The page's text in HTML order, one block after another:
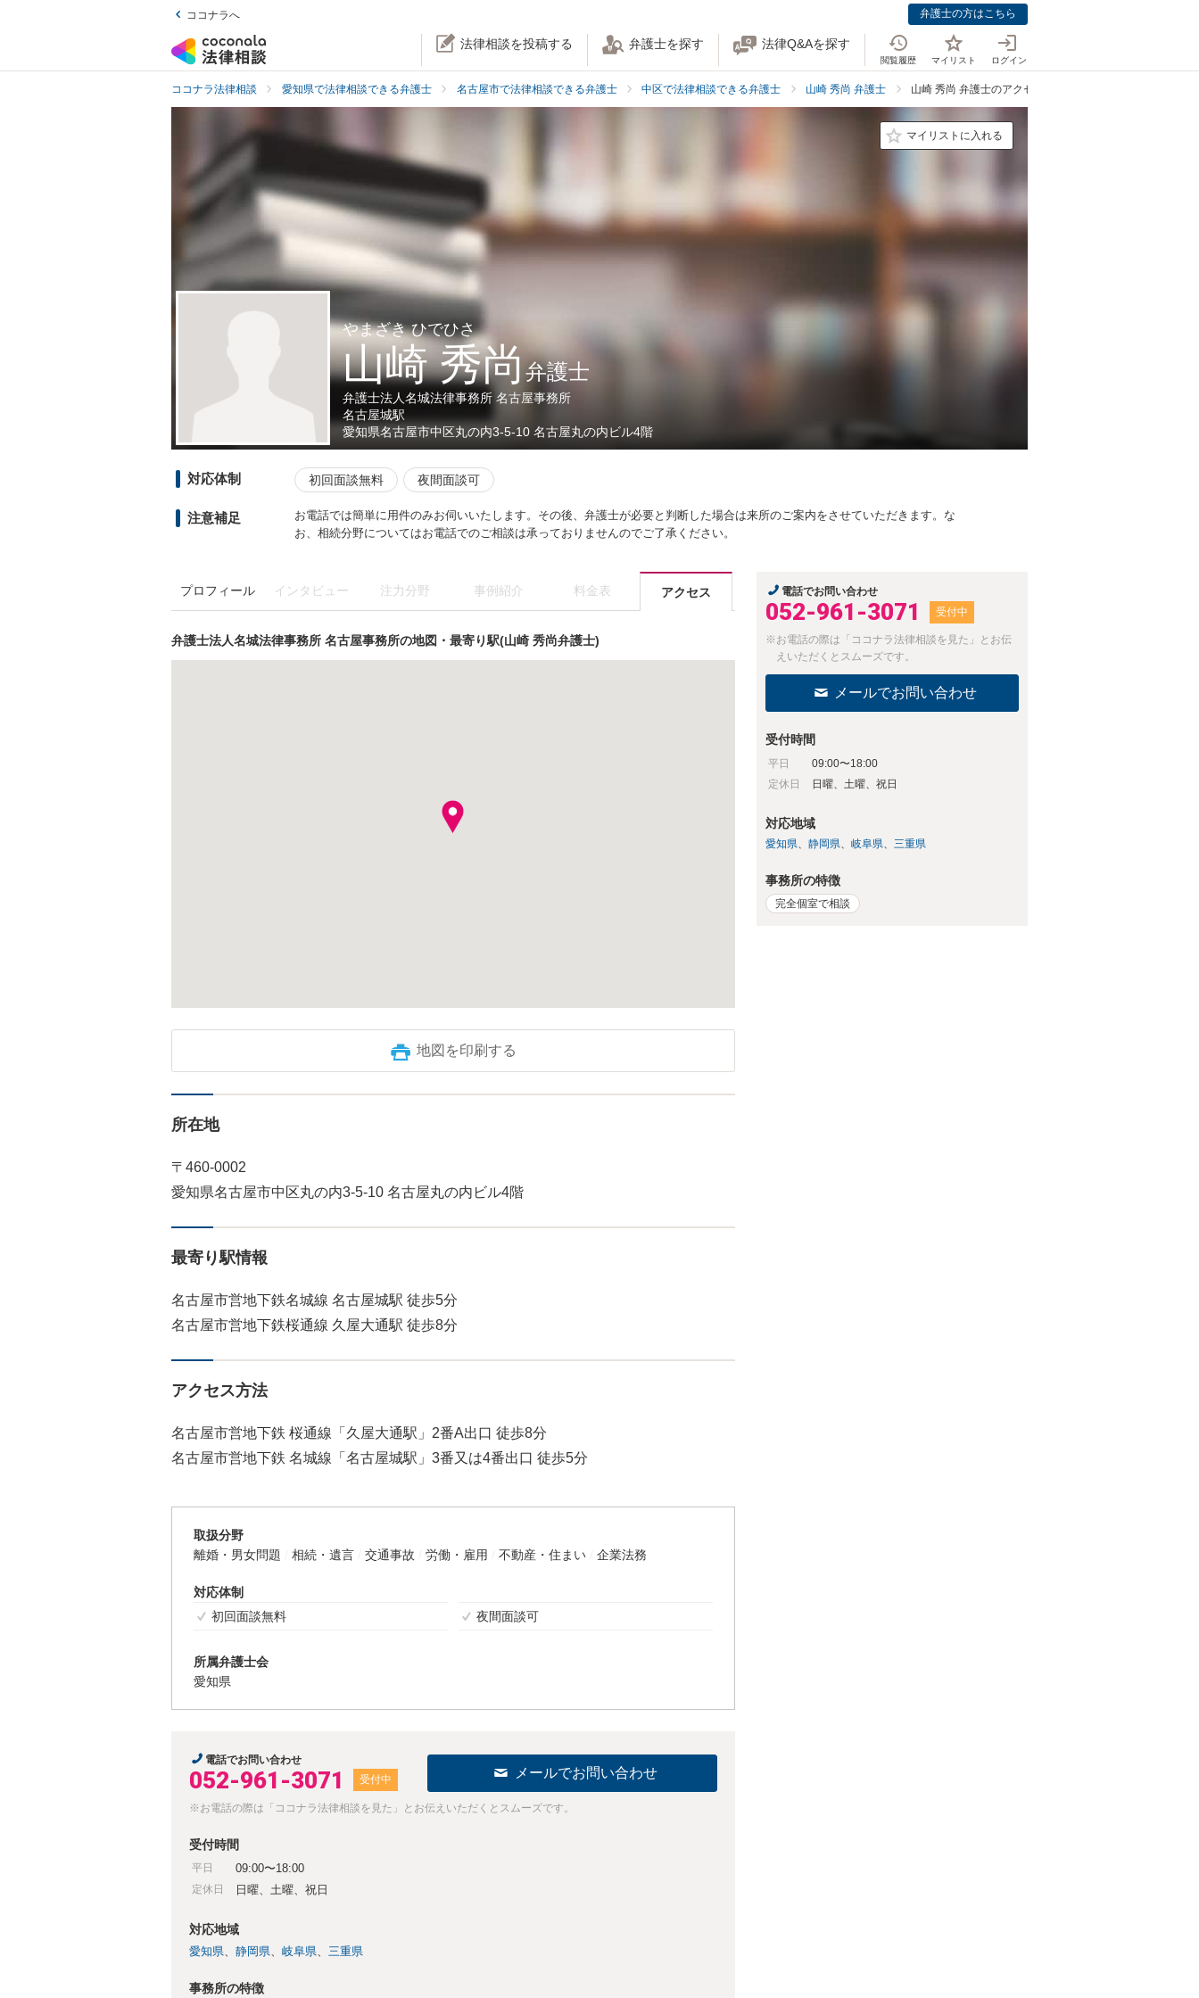
ココナラへ 弁護士の方はこちら
法律相談を投稿する 弁護士を探す 法律Q&Aを探す
閲覧履歴 マイリスト ログイン
ココナラ法律相談 愛知県で法律相談できる弁護士 名古屋市で法律相談できる弁護士 中区で法律相談できる弁護士 山崎 秀尚 弁護士 山崎 秀尚 弁護士のアクセス
マイリストに入れる
やまざき ひでひさ
山崎 秀尚弁護士
弁護士法人名城法律事務所 名古屋事務所
名古屋城駅
愛知県名古屋市中区丸の内3-5-10 名古屋丸の内ビル4階
対応体制 初回面談無料 夜間面談可
注意補足
お電話では簡単に用件のみお伺いいたします。その後、弁護士が必要と判断した場合は来所のご案内をさせていただきます。な
お、相続分野についてはお電話でのご相談は承っておりませんのでご了承ください。
プロフィール インタビュー 注力分野 事例紹介 料金表 アクセス
弁護士法人名城法律事務所 名古屋事務所の地図・最寄り駅(山崎 秀尚弁護士)
地図を印刷する
所在地
〒460-0002
愛知県名古屋市中区丸の内3-5-10 名古屋丸の内ビル4階
最寄り駅情報
名古屋市営地下鉄名城線 名古屋城駅 徒歩5分
名古屋市営地下鉄桜通線 久屋大通駅 徒歩8分
アクセス方法
名古屋市営地下鉄 桜通線「久屋大通駅」2番A出口 徒歩8分
名古屋市営地下鉄 名城線「名古屋城駅」3番又は4番出口 徒歩5分
取扱分野
離婚・男女問題
相続・遺言 交通事故 労働・雇用 不動産・住まい 企業法務
対応体制
初回面談無料
夜間面談可
所属弁護士会
愛知県
電話でお問い合わせ
052-961-3071 受付中 メールでお問い合わせ
※お電話の際は「ココナラ法律相談を見た」とお伝えいただくとスムーズです。
受付時間
平日 09:00〜18:00
定休日 日曜、土曜、祝日
対応地域
愛知県 静岡県 岐阜県 三重県
事務所の特徴
電話でお問い合わせ
052-961-3071 受付中
※お電話の際は「ココナラ法律相談を見た」とお伝
えいただくとスムーズです。
メールでお問い合わせ
受付時間
平日
09:00〜18:00
定休日
日曜、土曜、祝日
対応地域
愛知県 静岡県 岐阜県 三重県
事務所の特徴
完全個室で相談